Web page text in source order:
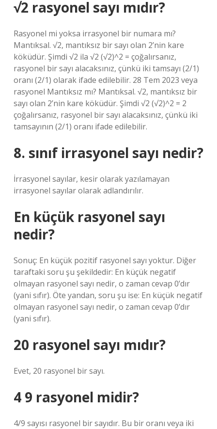
√2 rasyonel sayı mıdır?
Rasyonel mi yoksa irrasyonel bir numara mı?
Mantıksal. √2, mantıksız bir sayı olan 2’nin kare
köküdür. Şimdi √2 ila √2 (√2)^2 = çoğalırsanız,
rasyonel bir sayı alacaksınız, çünkü iki tamsayı (2/1)
oranı (2/1) olarak ifade edilebilir. 28 Tem 2023 veya
rasyonel Mantıksız mı? Mantıksal. √2, mantıksız bir
sayı olan 2’nin kare köküdür. Şimdi √2 (√2)^2 = 2
çoğalırsanız, rasyonel bir sayı alacaksınız, çünkü iki
tamsayının (2/1) oranı ifade edilebilir.
8. sınıf irrasyonel sayı nedir?
İrrasyonel sayılar, kesir olarak yazılamayan
irrasyonel sayılar olarak adlandırılır.
En küçük rasyonel sayı
nedir?
Sonuç: En küçük pozitif rasyonel sayı yoktur. Diğer
taraftaki soru şu şekildedir: En küçük negatif
olmayan rasyonel sayı nedir, o zaman cevap 0’dır
(yani sıfır). Öte yandan, soru şu ise: En küçük negatif
olmayan rasyonel sayı nedir, o zaman cevap 0’dır
(yani sıfır).
20 rasyonel sayı mıdır?
Evet, 20 rasyonel bir sayı.
4 9 rasyonel midir?
4/9 sayısı rasyonel bir sayıdır. Bu bir oranı veya iki